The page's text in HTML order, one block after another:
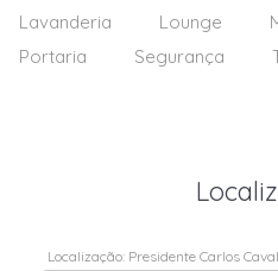
Lavanderia
Lounge
Portaria
Segurança
Localização: Presidente Carlos